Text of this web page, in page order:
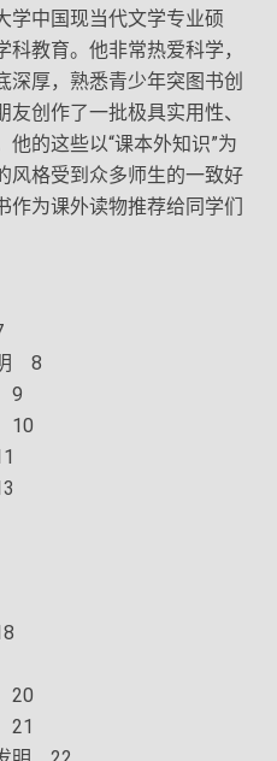
学中国现当代文学专业硕
教育。他非常热爱科学，
深厚，熟悉青少年突图书创
创作了一批极具实用性、
的这些以“课本外知识”为
风格受到众多师生的一致好
作为课外读物推荐给同学们
8
9
10
20
21